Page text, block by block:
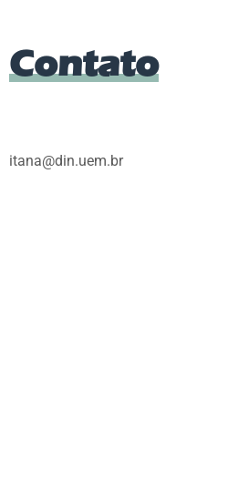
Contato
itana@din.uem.br